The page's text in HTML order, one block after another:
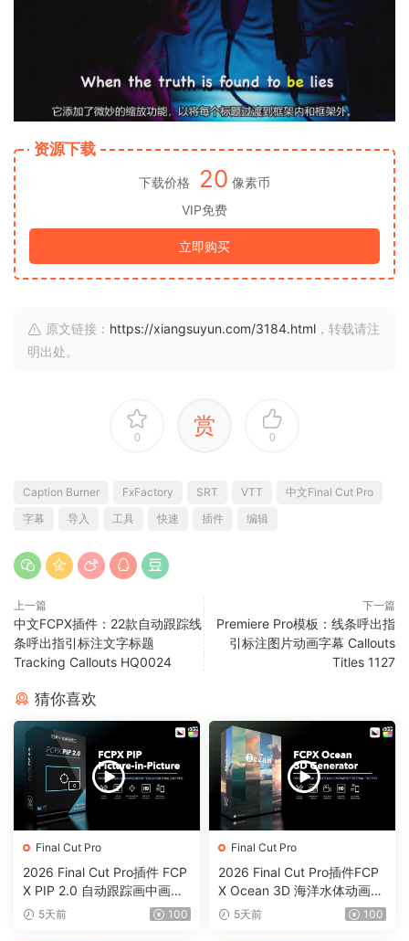
资源下载
下载价格 20 像素币
VIP免费
立即购买
原文链接： https://xiangsuyun.com/3184.html ，转载请注
明出处。
0 赏 0
Caption Burner FxFactory SRT VTT
中文Final Cut Pro
字幕
导入 工具 快速 插件 编辑
上一篇
中文FCPX插件：22款自动跟踪线
条呼出指引标注文字标题
Tracking Callouts HQ0024
下一篇
Premiere Pro模板：线条呼出指
引标注图片动画字幕 Callouts
Titles 1127
猜你喜欢
Final Cut Pro
2026 Final Cut Pro插件 FCP
X PIP 2.0 自动跟踪画中画工
具0203
5天前 100
Final Cut Pro
2026 Final Cut Pro插件FCP
X Ocean 3D 海洋水体动画反
射颜色工具0202
5天前 100